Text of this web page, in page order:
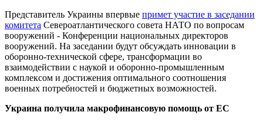
Представитель Украины впервые примет участие в заседании
комитета Североатлантического совета НАТО по вопросам
вооружений - Конференции национальных директоров
вооружений. На заседании будут обсуждать инновации в
оборонно-технической сфере, трансформации во
взаимодействии с наукой и оборонно-промышленным
комплексом и достижения оптимального соотношения
военных потребностей и бюджетных возможностей.
Украина получила макрофинансовую помощь от ЕС